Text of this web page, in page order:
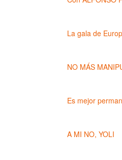
La gala de
NO MÁS
Es mejor
A MI NO, YOLI